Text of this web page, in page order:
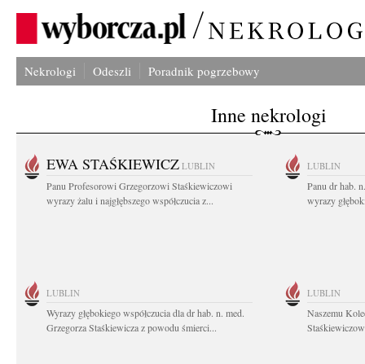
Nekrologi Odeszli Poradnik pogrzebowy
Inne nekrologi
EWA STAŚKIEWICZ LUBLIN
Panu Profesorowi Grzegorzowi Staśkiewiczowi
wyrazy żalu i najgłębszego współczucia z...
LUBLIN
Panu dr hab.
wyrazy
LUBLIN
Wyrazy głębokiego współczucia dla dr hab. n. med.
Grzegorza Staśkiewicza z powodu śmierci...
LUBLIN
Naszemu